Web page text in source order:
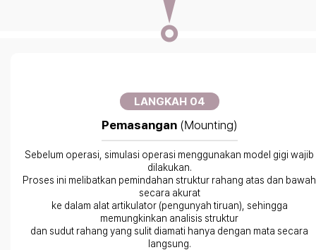
LANGKAH 04
Pemasangan(Mounting)
Sebelum operasi, simulasi operasi menggunakan model gigi wajib
dilakukan.
Proses ini melibatkan pemindahan struktur rahang atas dan bawah
secara akurat
ke dalam alat artikulator (pengunyah tiruan), sehingga
memungkinkan analisis struktur
dan sudut rahang yang sulit diamati hanya dengan mata secara
langsung.